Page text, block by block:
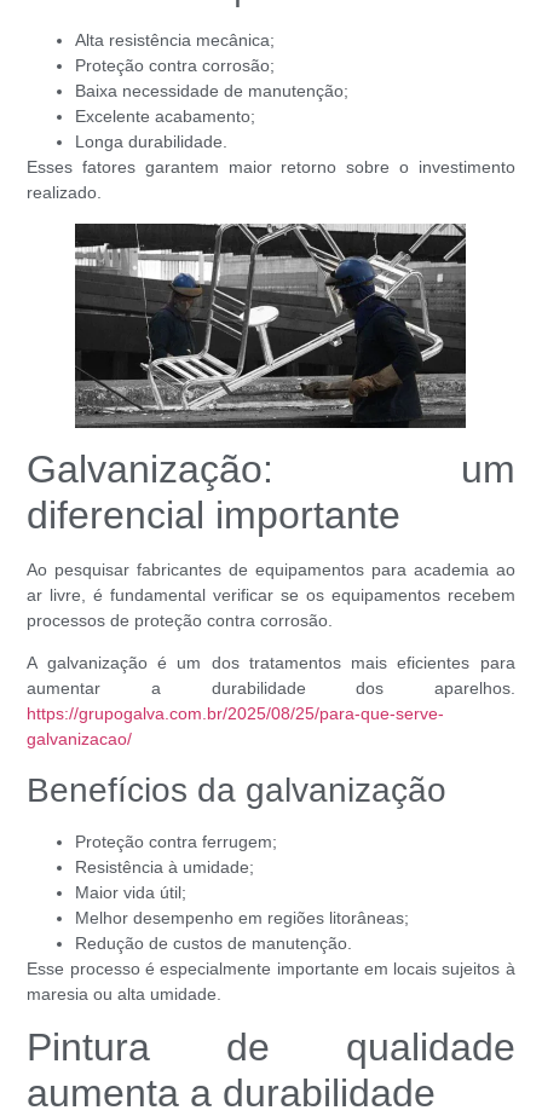
Alta resistência mecânica;
Proteção contra corrosão;
Baixa necessidade de manutenção;
Excelente acabamento;
Longa durabilidade.
Esses fatores garantem maior retorno sobre o investimento
realizado.
Galvanização: um
diferencial importante
Ao pesquisar fabricantes de equipamentos para academia ao
ar livre, é fundamental verificar se os equipamentos recebem
processos de proteção contra corrosão.
A galvanização é um dos tratamentos mais eficientes para
aumentar a durabilidade dos aparelhos.
https://grupogalva.com.br/2025/08/25/para-que-serve-
galvanizacao/
Benefícios da galvanização
Proteção contra ferrugem;
Resistência à umidade;
Maior vida útil;
Melhor desempenho em regiões litorâneas;
Redução de custos de manutenção.
Esse processo é especialmente importante em locais sujeitos à
maresia ou alta umidade.
Pintura de qualidade
aumenta a durabilidade